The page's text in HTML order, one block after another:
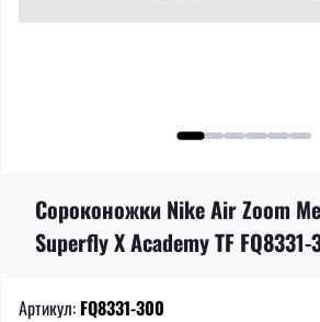
Сороконожки Nike Air Zoom
Superfly X Academy TF
Артикул: FQ8331-300